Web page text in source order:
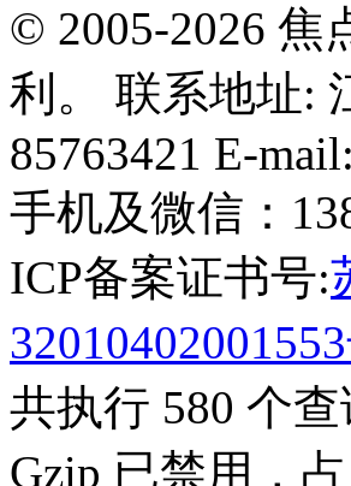
© 2005-2026 焦
利。 联系地址:
85763421 E-
手机及微信：
ICP备案证书号:
共执行 580 个
Gzip 已禁用，